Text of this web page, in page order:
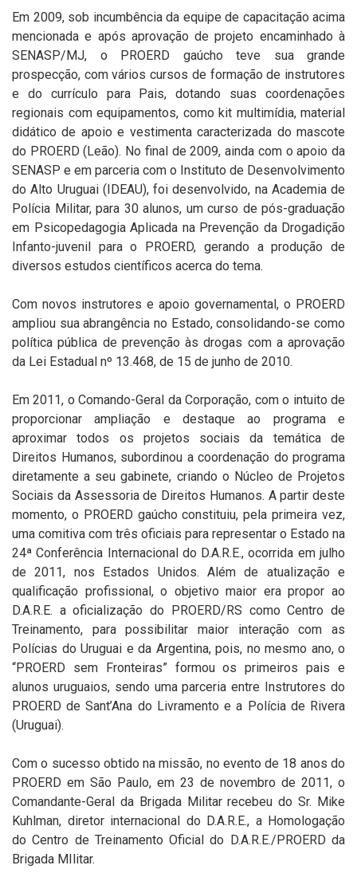
Em 2009, sob incumbência da equipe de capacitação acima
mencionada e após aprovação de projeto encaminhado à
SENASP/MJ, o PROERD gaúcho teve sua grande
prospecção, com vários cursos de formação de instrutores
e do currículo para Pais, dotando suas coordenações
regionais com equipamentos, como kit multimídia, material
didático de apoio e vestimenta caracterizada do mascote
do PROERD (Leão). No final de 2009, ainda com o apoio da
SENASP e em parceria com o Instituto de Desenvolvimento
do Alto Uruguai (IDEAU), foi desenvolvido, na Academia de
Polícia Militar, para 30 alunos, um curso de pós-graduação
em Psicopedagogia Aplicada na Prevenção da Drogadição
Infanto-juvenil para o PROERD, gerando a produção de
diversos estudos científicos acerca do tema.
Com novos instrutores e apoio governamental, o PROERD
ampliou sua abrangência no Estado, consolidando-se como
política pública de prevenção às drogas com a aprovação
da Lei Estadual nº 13.468, de 15 de junho de 2010.
Em 2011, o Comando-Geral da Corporação, com o intuito de
proporcionar ampliação e destaque ao programa e
aproximar todos os projetos sociais da temática de
Direitos Humanos, subordinou a coordenação do programa
diretamente a seu gabinete, criando o Núcleo de Projetos
Sociais da Assessoria de Direitos Humanos. A partir deste
momento, o PROERD gaúcho constituiu, pela primeira vez,
uma comitiva com três oficiais para representar o Estado na
24ª Conferência Internacional do D.A.R.E., ocorrida em julho
de 2011, nos Estados Unidos. Além de atualização e
qualificação profissional, o objetivo maior era propor ao
D.A.R.E. a oficialização do PROERD/RS como Centro de
Treinamento, para possibilitar maior interação com as
Polícias do Uruguai e da Argentina, pois, no mesmo ano, o
“PROERD sem Fronteiras” formou os primeiros pais e
alunos uruguaios, sendo uma parceria entre Instrutores do
PROERD de Sant’Ana do Livramento e a Polícia de Rivera
(Uruguai).
Com o sucesso obtido na missão, no evento de 18 anos do
PROERD em São Paulo, em 23 de novembro de 2011, o
Comandante-Geral da Brigada Militar recebeu do Sr. Mike
Kuhlman, diretor internacional do D.A.R.E., a Homologação
do Centro de Treinamento Oficial do D.A.R.E./PROERD da
Brigada MIlitar.